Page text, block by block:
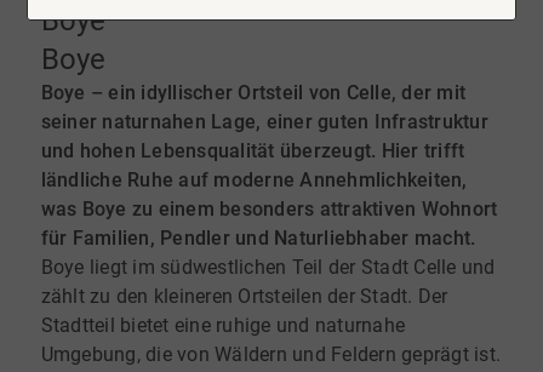
Boye
Boye
Boye – ein idyllischer Ortsteil von Celle, der mit
seiner naturnahen Lage, einer guten Infrastruktur
und hohen Lebensqualität überzeugt. Hier trifft
ländliche Ruhe auf moderne Annehmlichkeiten,
was Boye zu einem besonders attraktiven Wohnort
für Familien, Pendler und Naturliebhaber macht.
Boye liegt im südwestlichen Teil der Stadt Celle und
zählt zu den kleineren Ortsteilen der Stadt. Der
Stadtteil bietet eine ruhige und naturnahe
Umgebung, die von Wäldern und Feldern geprägt ist.